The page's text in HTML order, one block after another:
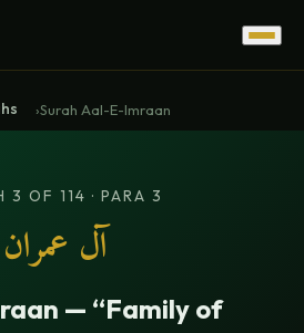
›Surah Aal-E-Imraan
3 OF 114 · PARA 3
آل عمران
— “Family of